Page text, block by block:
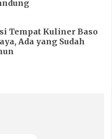
Tempat Kuliner Baso
Ada yang Sudah